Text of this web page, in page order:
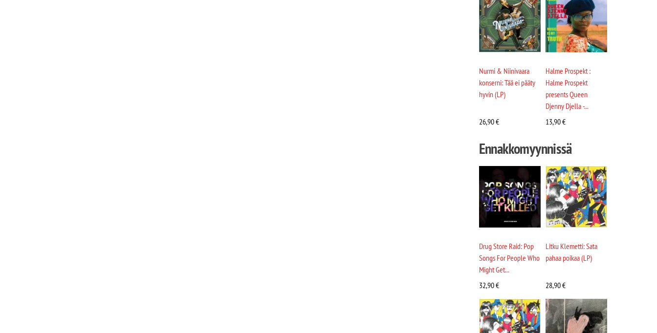
Nurmi & Niinivaara
konserni: Tää ei pääty
hyvin (LP)
26,90€
Halme Prospekt :
Halme Prospekt
presents Queen
Djenny Djella -...
13,90€
Ennakkomyynnissä
Drug Store Raid: Pop
Songs For People Who
Might Get...
32,90€
Litku Klemetti: Sata
pahaa poikaa (LP)
28,90€